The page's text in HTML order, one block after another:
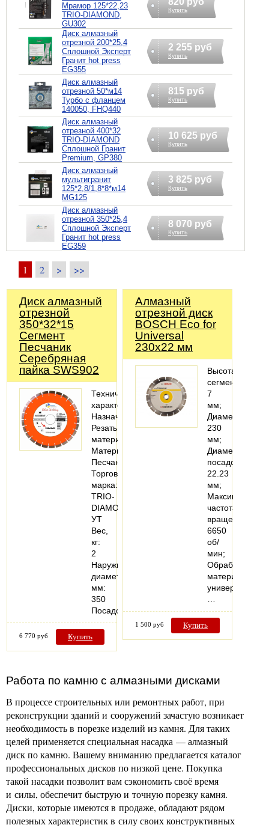
Мрамор 125*22,23
TRIO-DIAMOND,
GU302
Купить
Диск алмазный
отрезной 200*25,4
Сплошной Эксперт
Гранит hot press
EG355
2 255 руб
Купить
Диск алмазный
отрезной 50*м14
Турбо с фланцем
140050, FHQ440
815 руб
Купить
Диск алмазный
отрезной 400*32
TRIO-DIAMOND
Сплошной Гранит
Premium, GP380
10 625 руб
Купить
Диск алмазный
мультигранит
125*2,8/1,8*8*м14
MG125
3 825 руб
Купить
Диск алмазный
отрезной 350*25,4
Сплошной Эксперт
Гранит hot press
EG359
8 070 руб
Купить
1 2 > >>
Диск алмазный
отрезной
350*32*15
Сегмент
Песчаник
Серебряная
пайка SWS902
Технические
характеристики
Назначение:
Резать
материал
Материалы:
Песчаник
Торговая
марка:
TRIO-
DIAMOND
УТ
Вес,
кг:
2
Наружный
диаметр,
мм:
350
Посадочный…
6 770 руб Купить
Алмазный
отрезной диск
BOSCH Eco for
Universal
230х22 мм
Высота
сегмента:
7
мм;
Диаметр:
230
мм;
Диаметр
посадочный:
22.23
мм;
Максимальная
частота
вращения:
6650
об/
мин;
материал:
1 500 руб Купить
Работа по камню с алмазными дисками
В процессе строительных или ремонтных работ, при
реконструкции зданий и сооружений зачастую возникает
необходимость в порезке изделий из камня. Для таких
целей применяется специальная насадка — алмазный
диск по камню. Вашему вниманию предлагается каталог
профессиональных дисков по низкой цене. Покупка
такой насадки позволит вам сэкономить своё время
и силы, обеспечит быструю и точную порезку камня.
Диски, которые имеются в продаже, обладают рядом
полезных характеристик в силу своих конструктивных